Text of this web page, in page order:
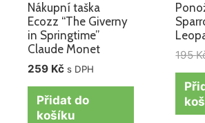
Nákupní taška
Ecozz “The Giverny
in Springtime”
Claude Monet
259 Kč s DPH
Přidat do
košíku
195